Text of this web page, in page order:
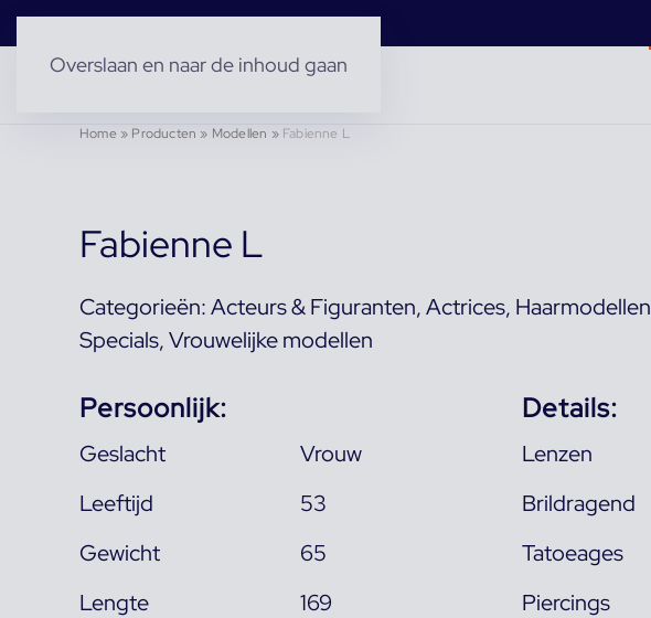
Overslaan en naar de inhoud gaan
Home» Producten » Modellen » Fabienne L
Fabienne L
Categorieën:Acteurs & Figuranten,Actrices, Haarmodellen
Specials,Vrouwelijke modellen
Persoonlijk:
Geslacht
Vrouw
Leeftijd
53
Gewicht
65
Lengte
169
Details:
Lenzen
Brildragend
Tatoeages
Piercings